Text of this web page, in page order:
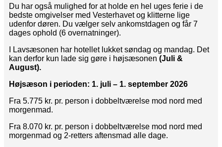
Du har også mulighed for at holde en hel uges ferie i de
bedste omgivelser med Vesterhavet og klitterne lige
udenfor døren. Du vælger selv ankomstdagen og får 7
dages ophold (6 overnatninger).
I Lavsæsonen har hotellet lukket søndag og mandag. Det
kan derfor kun lade sig gøre i højsæsonen (Juli &
August).
Højsæson i perioden: 1. juli – 1. september 2026
Fra 5.775 kr. pr. person i dobbeltværelse mod nord med
morgenmad.
Fra 8.070 kr. pr. person i dobbeltværelse mod nord med
morgenmad og 2-retters aftensmad alle dage.